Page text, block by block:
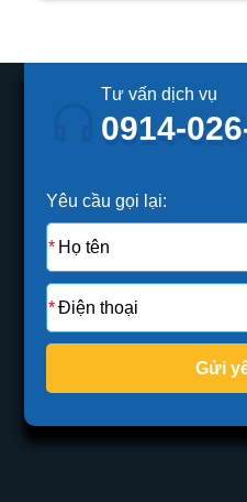
Tư vấn dịch vụ
0914-
Yêu cầu gọi lại:
Gửi